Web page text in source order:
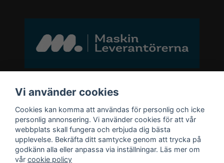
Bli medlem i vårt nyhetsbrev
email
Mejladress Skicka
Bli medlem i vårt nyhetsbrev och ta del
Vi använder cookies
Cookies kan komma att användas för personlig och icke
personlig annonsering. Vi använder cookies för att vår
webbplats skall fungera och erbjuda dig bästa
upplevelse. Bekräfta ditt samtycke genom att trycka på
godkänn alla eller anpassa via inställningar. Läs mer om
vår cookie policy